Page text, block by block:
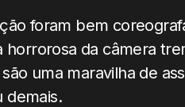
foram bem
horrorosa da câmera
uma maravilha de
demais.